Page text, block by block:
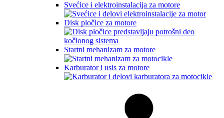
Svećice i elektroinstalacija za motore
Disk pločice za motore
Startni mehanizam za motore
Karburator i usis za motore